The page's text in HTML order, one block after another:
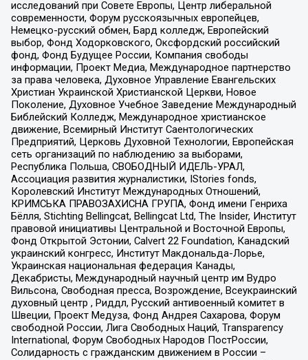
исследований при Совете Европы, Центр либеральной
современности, Форум русскоязычных европейцев,
Немецко-русский обмен, Бард колледж, Европейский
выбор, Фонд Ходорковского, Оксфордский российский
фонд, Фонд Будущее России, Компания свободы
информации, Проект Медиа, Международное партнерство
за права человека, Духовное Управление Евангельских
Христиан Украинской Христианской Церкви, Новое
Поколение, Духовное Учебное Заведение Международный
Библейский Колледж, Международное христианское
движение, Всемирный Институт Саентологических
Предприятий, Церковь Духовной Технологии, Европейская
сеть организаций по наблюдению за выборами,
Республика Польша, СВОБОДНЫЙ ИДЕЛЬ-УРАЛ,
Ассоциация развития журналистики, IStories fonds,
Королевский Институт Международных Отношений,
КРИМСЬКА ПРАВОЗАХИСНА ГРУПА, Фонд имени Генриха
Бёлля, Stichting Bellingcat, Bellingcat Ltd, The Insider, Институт
правовой инициативы Центральной и Восточной Европы,
Фонд Открытой Эстонии, Calvert 22 Foundation, Канадский
украинский конгресс, Институт Макдональда-Лорье,
Украинская национальная федерация Канады,
Декабристы, Международный научный центр им Вудро
Вильсона, Свободная пресса, Возрождение, Всеукраинский
духовный центр , Риддл, Русский антивоенный комитет в
Швеции, Проект Медуза, Фонд Андрея Сахарова, Форум
свободной России, Лига Свободных Наций, Transparеncy
International, Форум Свободных Народов ПостРоссии,
Солидарность с гражданским движением в России –